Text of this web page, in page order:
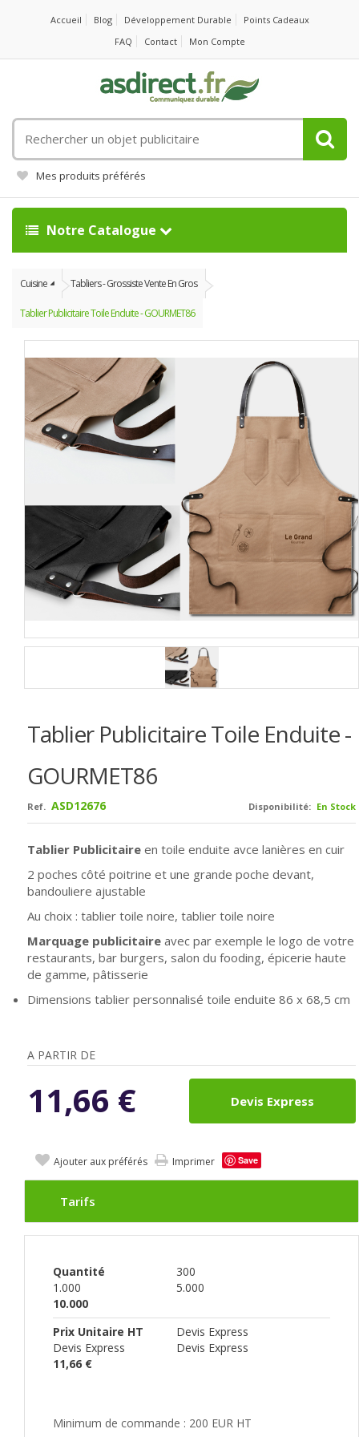
Accueil Blog Développement Durable
Points Cadeaux
FAQ
Contact Mon Compte
un
objet
publicitaire
Mes produits préférés
Notre Catalogue
Cuisine Tabliers - Grossiste Vente En Gros
Tablier Publicitaire Toile Enduite - GOURMET86
Tablier Publicitaire Toile Enduite -
GOURMET86
Disponibilité: En Stock
Ref. ASD12676
Tablier Publicitaire en toile enduite avce lanières en cuir
2 poches côté poitrine et une grande poche devant,
bandouliere ajustable
Au choix : tablier toile noire, tablier toile noire
Marquage publicitaire avec par exemple le logo de votre
restaurants, bar burgers, salon du fooding, épicerie haute
de gamme, pâtisserie
Dimensions tablier personnalisé toile enduite 86 x 68,5 cm
A PARTIR DE
11,66 € Devis Express
Ajouter aux préférés Imprimer Save
Tarifs
Quantité
300
1.000
5.000
10.000
Prix Unitaire HT
Devis Express
Devis Express
Devis Express
11,66 €
Minimum de commande : 200 EUR HT